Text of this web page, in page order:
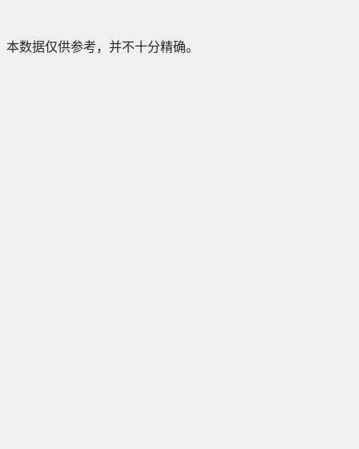
本数据仅供参考，并不十分精确。